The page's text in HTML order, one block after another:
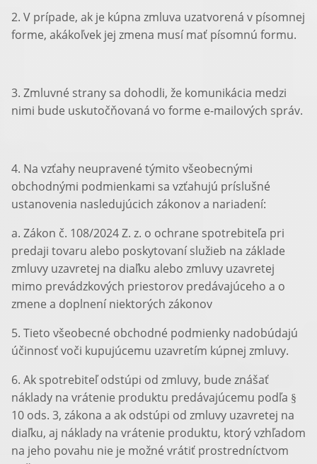
2. V prípade, ak je kúpna zmluva uzatvorená v písomnej
forme, akákoľvek jej zmena musí mať písomnú formu.
3. Zmluvné strany sa dohodli, že komunikácia medzi
nimi bude uskutočňovaná vo forme e-mailových správ.
4. Na vzťahy neupravené týmito všeobecnými
obchodnými podmienkami sa vzťahujú príslušné
ustanovenia nasledujúcich zákonov a nariadení:
a. Zákon č. 108/2024 Z. z. o ochrane spotrebiteľa pri
predaji tovaru alebo poskytovaní služieb na základe
zmluvy uzavretej na diaľku alebo zmluvy uzavretej
mimo prevádzkových priestorov predávajúceho a o
zmene a doplnení niektorých zákonov
5. Tieto všeobecné obchodné podmienky nadobúdajú
účinnosť voči kupujúcemu uzavretím kúpnej zmluvy.
6. Ak spotrebiteľ odstúpi od zmluvy, bude znášať
náklady na vrátenie produktu predávajúcemu podľa §
10 ods. 3, zákona a ak odstúpi od zmluvy uzavretej na
diaľku, aj náklady na vrátenie produktu, ktorý vzhľadom
na jeho povahu nie je možné vrátiť prostredníctvom